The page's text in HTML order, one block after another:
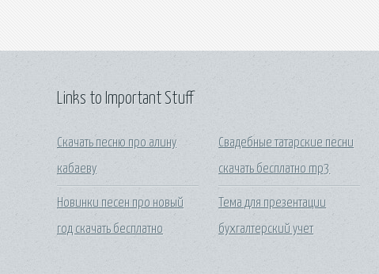
Links to Important Stuff
Скачать песню про алину
кабаеву
Новинки песен про новый
год скачать бесплатно
Свадебные татарские песни
скачать бесплатно mp3
Тема для презентации
бухгалтерский учет